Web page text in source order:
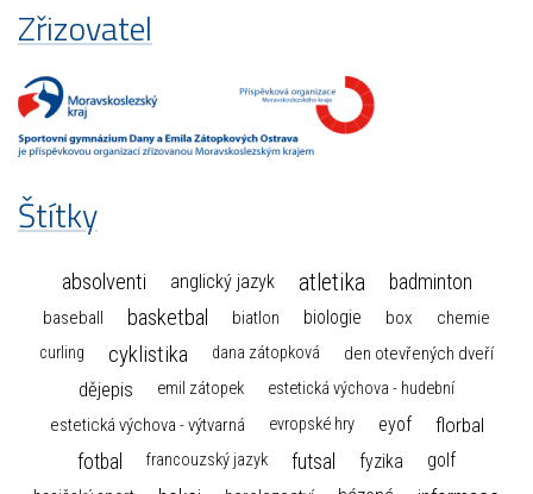
Zřizovatel
Štítky
absolventi anglický jazyk atletika badminton
baseball basketbal biatlon biologie box chemie
curling cyklistika dana zátopková den otevřených dveří
dějepis emil zátopek estetická výchova - hudební
estetická výchova - výtvarná evropské hry eyof florbal
fotbal francouzský jazyk futsal fyzika golf